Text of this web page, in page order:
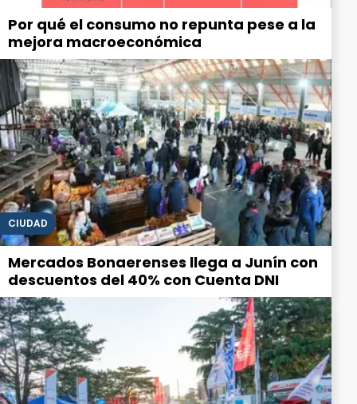
Por qué el consumo no repunta pese a la
mejora macroeconómica
CIUDAD
Mercados Bonaerenses llega a Junín con
descuentos del 40% con Cuenta DNI